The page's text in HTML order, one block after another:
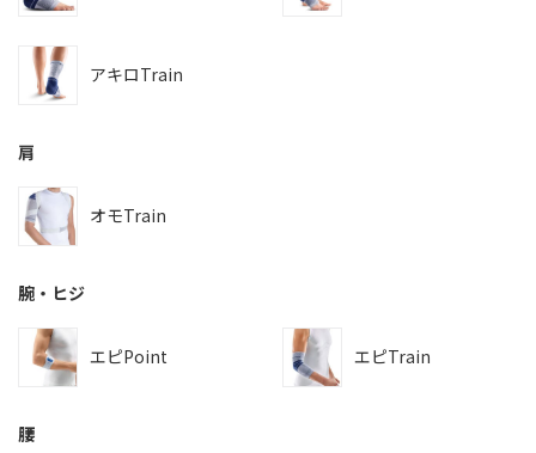
アキロTrain
肩
オモTrain
腕・ヒジ
エピPoint エピTrain
腰